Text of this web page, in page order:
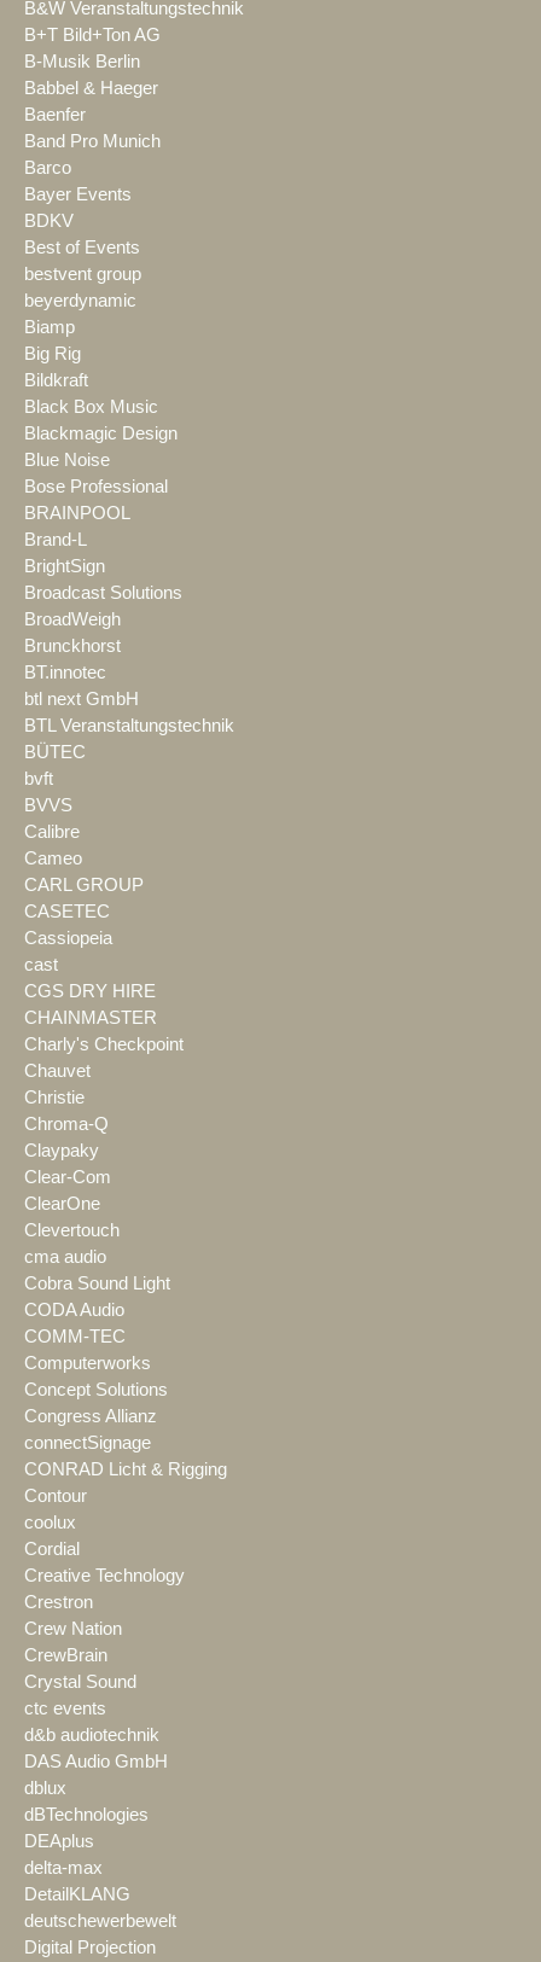
B&W Veranstaltungstechnik
B+T Bild+Ton AG
B-Musik Berlin
Babbel & Haeger
Baenfer
Band Pro Munich
Barco
Bayer Events
BDKV
Best of Events
bestvent group
beyerdynamic
Biamp
Big Rig
Bildkraft
Black Box Music
Blackmagic Design
Blue Noise
Bose Professional
BRAINPOOL
Brand-L
BrightSign
Broadcast Solutions
BroadWeigh
Brunckhorst
BT.innotec
btl next GmbH
BTL Veranstaltungstechnik
BÜTEC
bvft
BVVS
Calibre
Cameo
CARL GROUP
CASETEC
Cassiopeia
cast
CGS DRY HIRE
CHAINMASTER
Charly's Checkpoint
Chauvet
Christie
Chroma-Q
Claypaky
Clear-Com
ClearOne
Clevertouch
cma audio
Cobra Sound Light
CODA Audio
COMM-TEC
Computerworks
Concept Solutions
Congress Allianz
connectSignage
CONRAD Licht & Rigging
Contour
coolux
Cordial
Creative Technology
Crestron
Crew Nation
CrewBrain
Crystal Sound
ctc events
d&b audiotechnik
DAS Audio GmbH
dblux
dBTechnologies
DEAplus
delta-max
DetailKLANG
deutschewerbewelt
Digital Projection